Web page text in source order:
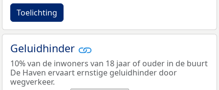
Toelichting
Geluidhinder
10% van de inwoners van 18 jaar of ouder in de buurt
De Haven ervaart ernstige geluidhinder door
wegverkeer.